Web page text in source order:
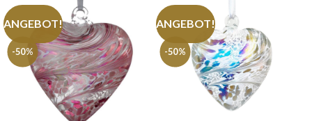
-50%
ANGEBOT!
-50%
ANGEBOT!